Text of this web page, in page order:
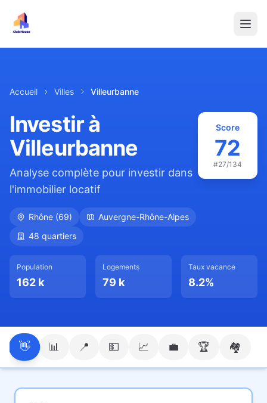
Accueil Villes Villeurbanne
Investir à
Villeurbanne
Analyse complète pour investir dans
l'immobilier locatif
Score
72
#27/134
Rhône (69)
Auvergne-Rhône-Alpes
48 quartiers
Population
162 k
Logements
79 k
Taux vacance
8.2%
👋 📊 📍 💵 📈 💼 🏆 🏘️